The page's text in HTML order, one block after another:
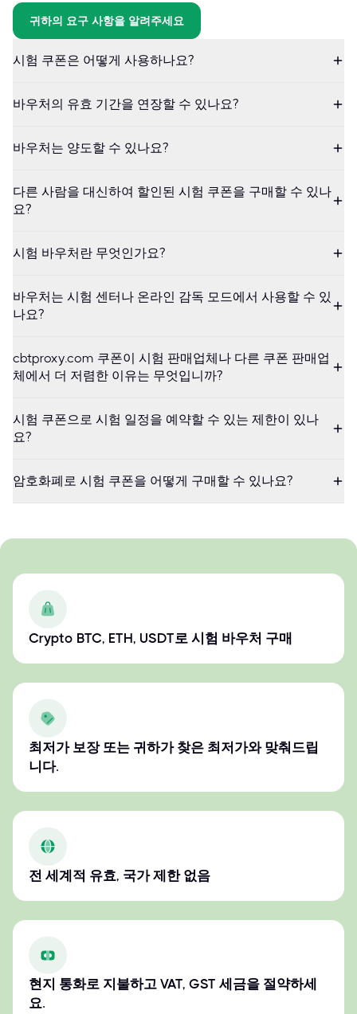
귀하의 요구 사항을 알려주세요
시험 쿠폰은 어떻게 사용하나요?
바우처의 유효 기간을 연장할 수 있나요?
바우처는 양도할 수 있나요?
다른 사람을 대신하여 할인된 시험 쿠폰을 구매할 수 있나
요?
시험 바우처란 무엇인가요?
바우처는 시험 센터나 온라인 감독 모드에서 사용할 수 있
나요?
cbtproxy.com 쿠폰이 시험 판매업체나 다른 쿠폰 판매업
체에서 더 저렴한 이유는 무엇입니까?
시험 쿠폰으로 시험 일정을 예약할 수 있는 제한이 있나
요?
암호화폐로 시험 쿠폰을 어떻게 구매할 수 있나요?
Crypto BTC, ETH, USDT로 시험 바우처 구매
최저가 보장 또는 귀하가 찾은 최저가와 맞춰드립
니다.
전 세계적 유효, 국가 제한 없음
현지 통화로 지불하고 VAT, GST 세금을 절약하세
요.